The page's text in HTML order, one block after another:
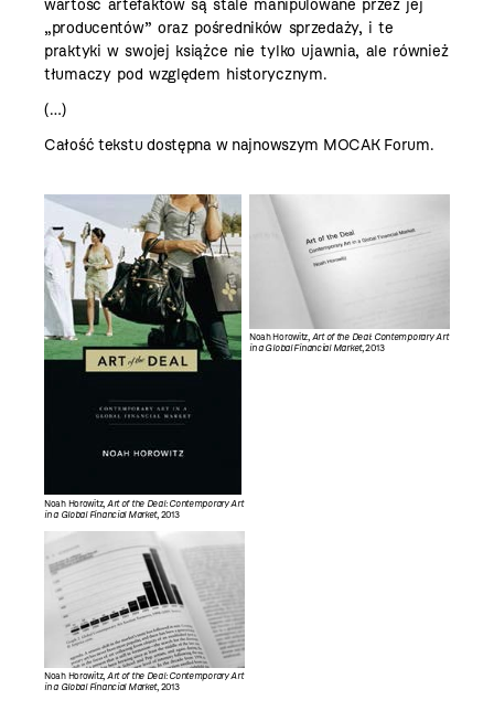
wartość artefaktów są stale manipulowane przez jej
„producentów” oraz pośredników sprzedaży, i te
praktyki w swojej książce nie tylko ujawnia, ale również
tłumaczy pod względem historycznym.
(…)
Całość tekstu dostępna w najnowszym MOCAK Forum.
Noah Horowitz, Art of the Deal: Contemporary Art
in a Global Financial Market, 2013
Noah Horowitz, Art of the Deal: Contemporary Art
in a Global Financial Market, 2013
Noah Horowitz, Art of the Deal: Contemporary Art
in a Global Financial Market, 2013